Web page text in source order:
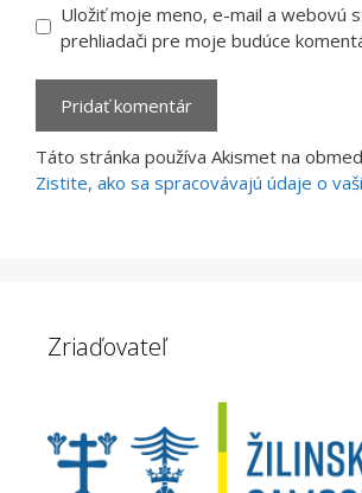
Uložiť moje meno, e-mail a webovú
prehliadači pre moje budúce
Táto stránka používa Akismet na
Zistite, ako sa spracovávajú údaje o
Zriaďovateľ